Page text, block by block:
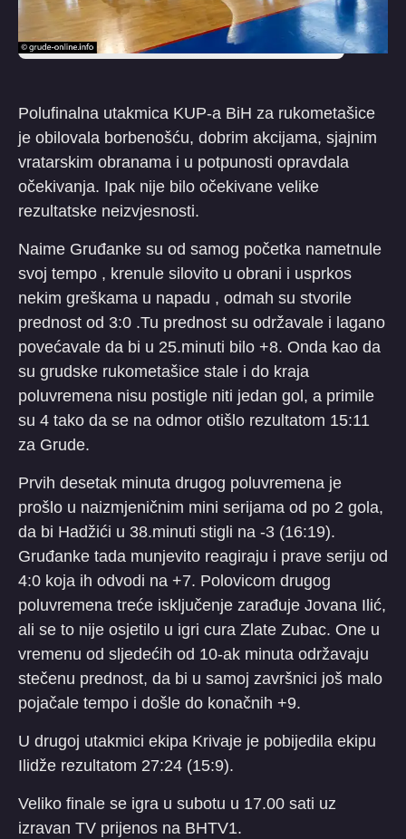
Polufinalna utakmica KUP-a BiH za rukometašice
je obilovala borbenošću, dobrim akcijama, sjajnim
vratarskim obranama i u potpunosti opravdala
očekivanja. Ipak nije bilo očekivane velike
rezultatske neizvjesnosti.
Naime Gruđanke su od samog početka nametnule
svoj tempo , krenule silovito u obrani i usprkos
nekim greškama u napadu , odmah su stvorile
prednost od 3:0 .Tu prednost su održavale i lagano
povećavale da bi u 25.minuti bilo +8. Onda kao da
su grudske rukometašice stale i do kraja
poluvremena nisu postigle niti jedan gol, a primile
su 4 tako da se na odmor otišlo rezultatom 15:11
za Grude.
Prvih desetak minuta drugog poluvremena je
prošlo u naizmjeničnim mini serijama od po 2 gola,
da bi Hadžići u 38.minuti stigli na -3 (16:19).
Gruđanke tada munjevito reagiraju i prave seriju od
4:0 koja ih odvodi na +7. Polovicom drugog
poluvremena treće isključenje zarađuje Jovana Ilić,
ali se to nije osjetilo u igri cura Zlate Zubac. One u
vremenu od sljedećih od 10-ak minuta održavaju
stečenu prednost, da bi u samoj završnici još malo
pojačale tempo i došle do konačnih +9.
U drugoj utakmici ekipa Krivaje je pobijedila ekipu
Ilidže rezultatom 27:24 (15:9).
Veliko finale se igra u subotu u 17.00 sati uz
izravan TV prijenos na BHTV1.